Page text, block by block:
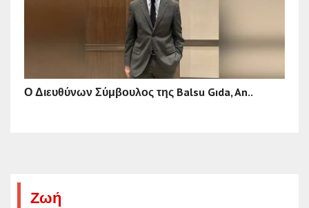
Ο Διευθύνων Σύμβουλος της Balsu Gıda, An..
Ζωή